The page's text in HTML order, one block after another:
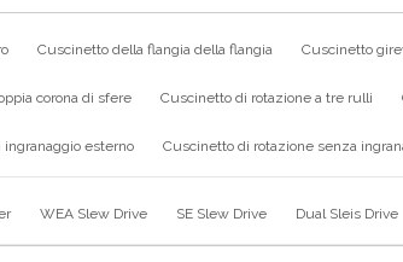
Cuscinetto della flangia della flangia Cuscinetto
corona di sfere Cuscinetto di rotazione a tre rulli
esterno Cuscinetto di rotazione senza
WEA Slew Drive SE Slew Drive Dual Sleis Drive